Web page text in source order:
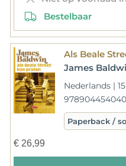
Bestelbaar
Als Beale
James
Nederlands |
Paperback /
€26,99